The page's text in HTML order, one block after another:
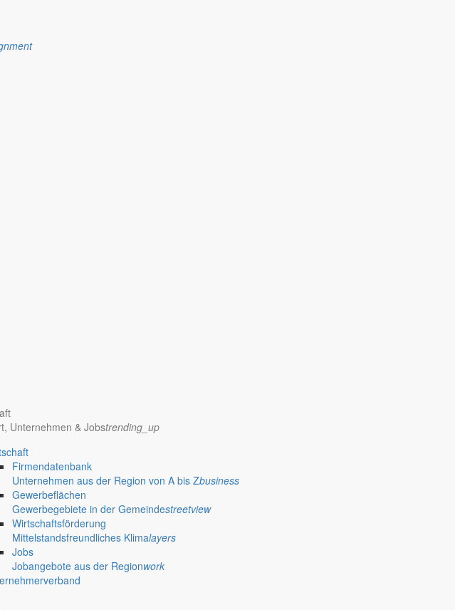
Unternehmen & Jobstrending_up
Firmendatenbank
Unternehmen aus der Region von A bis Zbusiness
Gewerbeflächen
Gewerbegebiete in der Gemeindestreetview
Wirtschaftsförderung
Mittelstandsfreundliches Klimalayers
Jobs
Jobangebote aus der Regionwork